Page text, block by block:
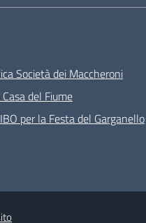
Società dei Maccheroni
del Fiume
per la Festa del Garganello